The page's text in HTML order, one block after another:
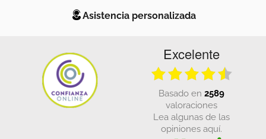
Asistencia personalizada
Excelente
basado en 2589
valoraciones
Lea algunas de las
opiniones aquí.